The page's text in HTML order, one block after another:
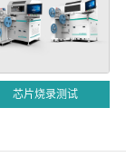
芯片烧录测试